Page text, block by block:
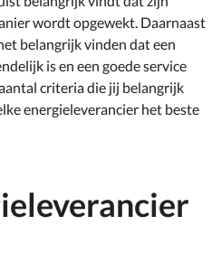
wordt opgewekt. Daarnaast
belangrijk vinden dat een
is en een goede service
criteria die jij belangrijk
energieleverancier het beste